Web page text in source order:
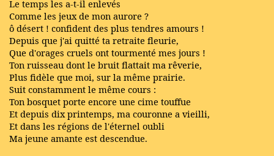
Le temps les a-t-il enlevés
Comme les jeux de mon aurore ?
ô désert ! confident des plus tendres amours !
Depuis que j'ai quitté ta retraite fleurie,
Que d'orages cruels ont tourmenté mes jours !
Ton ruisseau dont le bruit flattait ma rêverie,
Plus fidèle que moi, sur la même prairie.
Suit constamment le même cours :
Ton bosquet porte encore une cime touffue
Et depuis dix printemps, ma couronne a vieilli,
Et dans les régions de l'éternel oubli
Ma jeune amante est descendue.